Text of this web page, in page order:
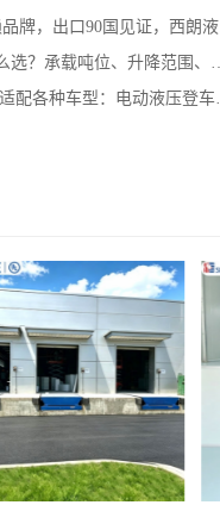
口90国见证，西朗液压登车桥助力巴西仓库
载吨位、升降范围、安全配置一次讲清
车型：电动液压登车桥，重载装卸高效之选